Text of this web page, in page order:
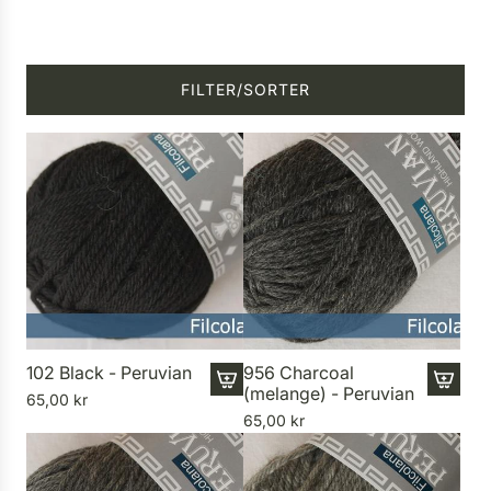
FILTER/SORTER
102 Black - Peruvian
1
8
n
65,00 kr
956 Charcoal
(melange) - Peruvian
1
8
n
65,00 kr